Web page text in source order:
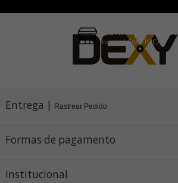
Conheça
nossa LOJA FÍSICA
Entrega | Rastrear Pedido
Formas de pagamento
Institucional